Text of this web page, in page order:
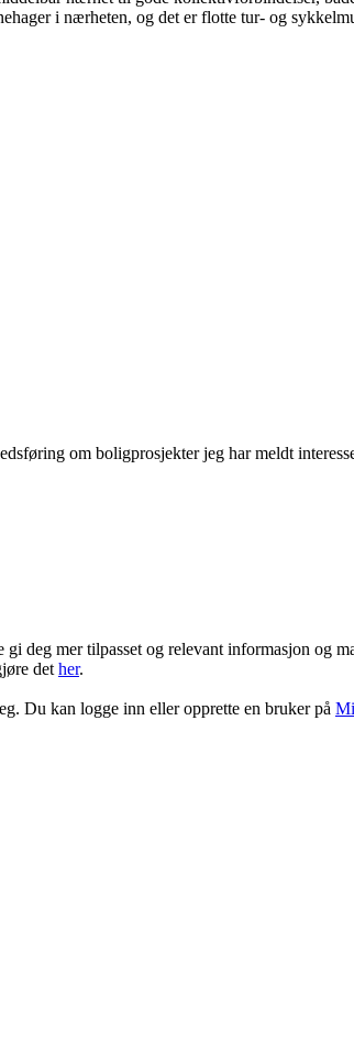
i nærheten, og det er flotte tur- og
om boligprosjekter jeg har meldt
deg mer tilpasset og relevant informasjon og
det her.
Du kan logge inn eller opprette en bruker på